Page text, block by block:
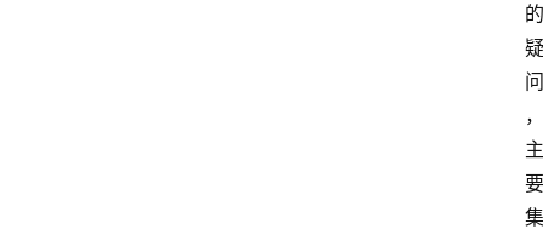
的
疑
问
，
主
要
集